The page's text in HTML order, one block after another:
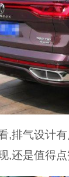
,排气设计
,还是值得